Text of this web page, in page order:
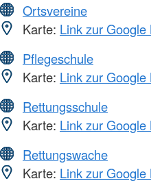
Ortsvereine
Karte: Link zur
Pflegeschule
Karte: Link zur
Rettungsschule
Karte: Link zur
Rettungswache
Karte: Link zur